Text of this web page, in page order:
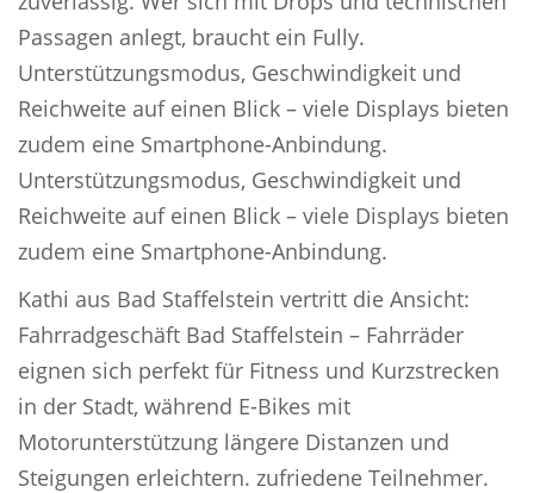
Passagen anlegt, braucht ein Fully.
Unterstützungsmodus, Geschwindigkeit und
Reichweite auf einen Blick – viele Displays bieten
zudem eine Smartphone-Anbindung.
Unterstützungsmodus, Geschwindigkeit und
Reichweite auf einen Blick – viele Displays bieten
zudem eine Smartphone-Anbindung.
Kathi aus Bad Staffelstein vertritt die Ansicht:
Fahrradgeschäft Bad Staffelstein – Fahrräder
eignen sich perfekt für Fitness und Kurzstrecken
in der Stadt, während E-Bikes mit
Motorunterstützung längere Distanzen und
Steigungen erleichtern. zufriedene Teilnehmer.